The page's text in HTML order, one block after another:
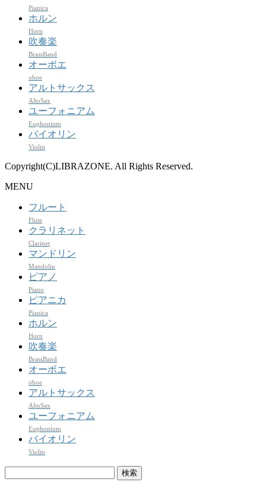
Pianica
ホルン
Horn
吹奏楽
BrassBand
オーボエ
oboe
アルトサックス
AltoSax
ユーフォニアム
Euphonium
バイオリン
Violin
Copyright(C)LIBRAZONE. All Rights Reserved.
MENU
フルート
Flute
クラリネット
Clarinet
マンドリン
Mandolin
ピアノ
Piano
ピアニカ
Pianica
ホルン
Horn
吹奏楽
BrassBand
オーボエ
oboe
アルトサックス
AltoSax
ユーフォニアム
Euphonium
バイオリン
Violin